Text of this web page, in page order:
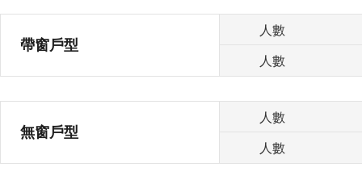
帶窗戶型
人數
人數
無窗戶型
人數
人數